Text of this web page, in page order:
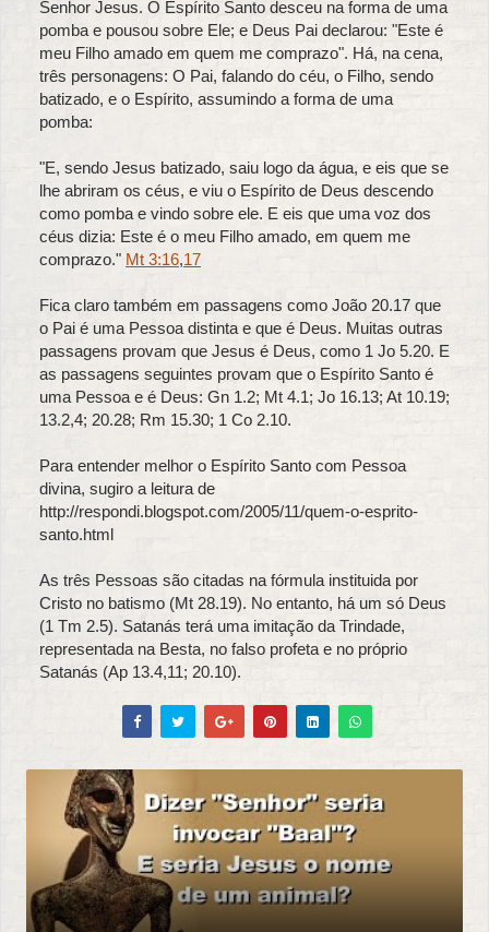
Senhor Jesus. O Espírito Santo desceu na forma de uma
pomba e pousou sobre Ele; e Deus Pai declarou: "Este é
meu Filho amado em quem me comprazo". Há, na cena,
três personagens: O Pai, falando do céu, o Filho, sendo
batizado, e o Espírito, assumindo a forma de uma
pomba:
"E, sendo Jesus batizado, saiu logo da água, e eis que se
lhe abriram os céus, e viu o Espírito de Deus descendo
como pomba e vindo sobre ele. E eis que uma voz dos
céus dizia: Este é o meu Filho amado, em quem me
comprazo." Mt 3:16,17
Fica claro também em passagens como João 20.17 que
o Pai é uma Pessoa distinta e que é Deus. Muitas outras
passagens provam que Jesus é Deus, como 1 Jo 5.20. E
as passagens seguintes provam que o Espírito Santo é
uma Pessoa e é Deus: Gn 1.2; Mt 4.1; Jo 16.13; At 10.19;
13.2,4; 20.28; Rm 15.30; 1 Co 2.10.
Para entender melhor o Espírito Santo com Pessoa
divina, sugiro a leitura de
http://respondi.blogspot.com/2005/11/quem-o-esprito-
santo.html
As três Pessoas são citadas na fórmula instituida por
Cristo no batismo (Mt 28.19). No entanto, há um só Deus
(1 Tm 2.5). Satanás terá uma imitação da Trindade,
representada na Besta, no falso profeta e no próprio
Satanás (Ap 13.4,11; 20.10).